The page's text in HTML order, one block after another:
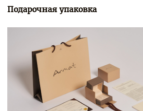
Подарочная упаковка